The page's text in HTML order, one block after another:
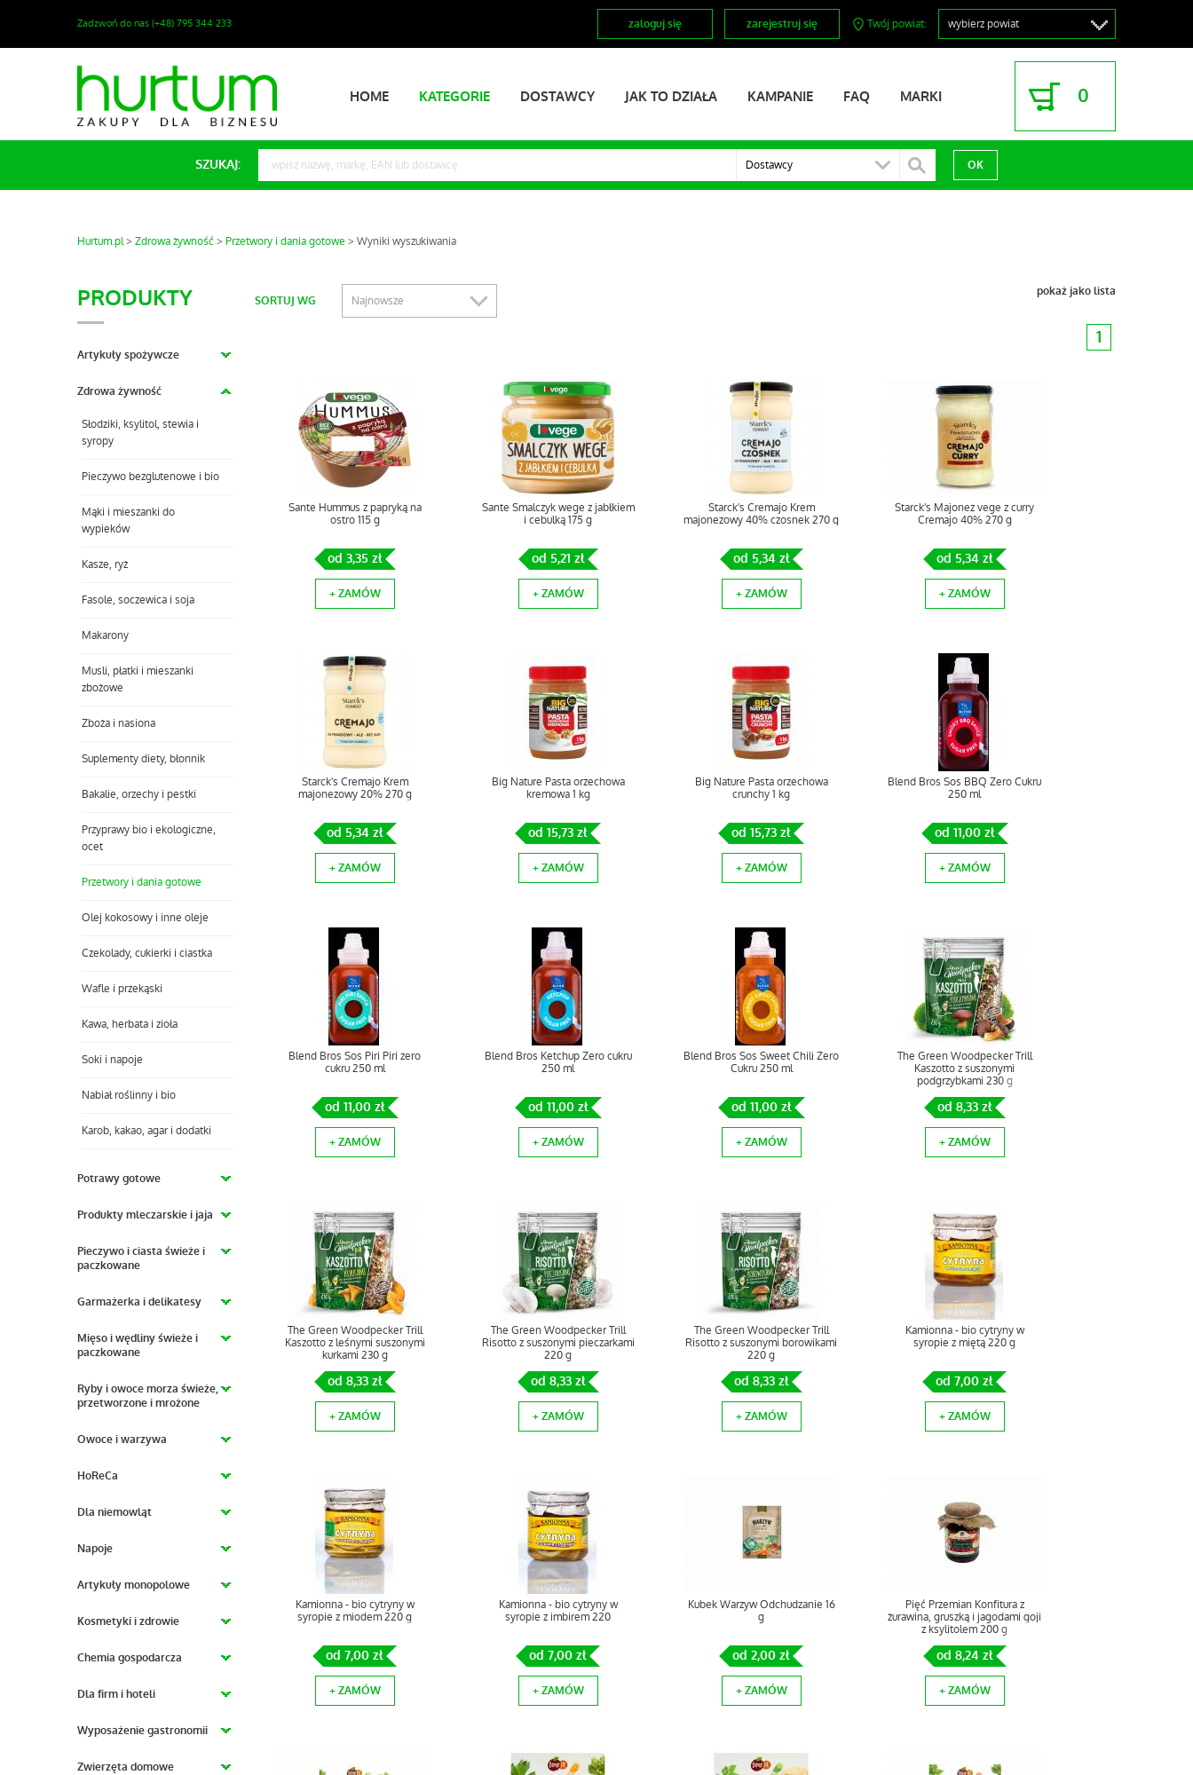
Twój powiat:
zaloguj się zarejestruj się
Zadzwoń do nas (+48) 795 344 233
HOME KATEGORIE DOSTAWCY JAK TO DZIAŁA KAMPANIE FAQ MARKI 0
SZUKAJ: Dostawcy
Hurtum.pl Zdrowa żywność Przetwory i dania gotowe Wyniki wyszukiwania
PRODUKTY
Artykuły spożywcze
Zdrowa żywność
Słodziki, ksylitol, stewia i
syropy
Pieczywo bezglutenowe i bio
Mąki i mieszanki do
wypieków
Kasze, ryż
Fasole, soczewica i soja
Makarony
Musli, płatki i mieszanki
zbożowe
Zboża i nasiona
Suplementy diety, błonnik
Bakalie, orzechy i pestki
Przyprawy bio i ekologiczne,
ocet
Przetwory i dania gotowe
Olej kokosowy i inne oleje
Czekolady, cukierki i ciastka
Wafle i przekąski
Kawa, herbata i zioła
Soki i napoje
Nabiał roślinny i bio
Karob, kakao, agar i dodatki
Potrawy gotowe
Produkty mleczarskie i jaja
Pieczywo i ciasta świeże i
paczkowane
Garmażerka i delikatesy
Mięso i wędliny świeże i
paczkowane
Ryby i owoce morza świeże,
przetworzone i mrożone
Owoce i warzywa
HoReCa
Dla niemowląt
Napoje
Artykuły monopolowe
Kosmetyki i zdrowie
Chemia gospodarcza
Dla firm i hoteli
Wyposażenie gastronomii
Zwierzęta domowe
pokaż jako lista
SORTUJ WG Najnowsze
1
Sante Hummus z papryką na
ostro 115 g
od 3,35 zł
+ ZAMÓW
Sante Smalczyk wege z jabłkiem
i cebulką 175 g
od 5,21 zł
+ ZAMÓW
Starck's Cremajo Krem
majonezowy 40% czosnek 270 g
od 5,34 zł
+ ZAMÓW
Starck's Majonez vege z curry
Cremajo 40% 270 g
od 5,34 zł
+ ZAMÓW
Starck's Cremajo Krem
majonezowy 20% 270 g
od 5,34 zł
+ ZAMÓW
Big Nature Pasta orzechowa
kremowa 1 kg
od 15,73 zł
+ ZAMÓW
Big Nature Pasta orzechowa
crunchy 1 kg
od 15,73 zł
+ ZAMÓW
Blend Bros Sos BBQ Zero Cukru
250 ml
od 11,00 zł
+ ZAMÓW
Blend Bros Sos Piri Piri zero
cukru 250 ml
od 11,00 zł
+ ZAMÓW
Blend Bros Ketchup Zero cukru
250 ml
od 11,00 zł
+ ZAMÓW
Blend Bros Sos Sweet Chili Zero
Cukru 250 ml
od 11,00 zł
+ ZAMÓW
The Green Woodpecker Trill
Kaszotto z suszonymi
podgrzybkami 230 g
od 8,33 zł
+ ZAMÓW
The Green Woodpecker Trill
Kaszotto z leśnymi suszonymi
kurkami 230 g
od 8,33 zł
+ ZAMÓW
The Green Woodpecker Trill
Risotto z suszonymi pieczarkami
220 g
od 8,33 zł
+ ZAMÓW
The Green Woodpecker Trill
Risotto z suszonymi borowikami
220 g
od 8,33 zł
+ ZAMÓW
Kamionna - bio cytryny w
syropie z miętą 220 g
od 7,00 zł
+ ZAMÓW
Kamionna - bio cytryny w
syropie z miodem 220 g
od 7,00 zł
+ ZAMÓW
Kamionna - bio cytryny w
syropie z imbirem 220
od 7,00 zł
+ ZAMÓW
Kubek Warzyw Odchudzanie 16
g
od 2,00 zł
+ ZAMÓW
Pięć Przemian Konfitura z
żurawina, gruszką i jagodami goji
z ksylitolem 200 g
od 8,24 zł
+ ZAMÓW